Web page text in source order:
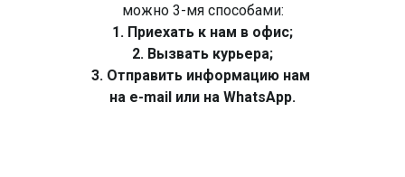
можно 3-мя способами:
1. Приехать к нам в офис;
2. Вызвать курьера;
3. Отправить информацию нам
на e-mail или на WhatsApp.